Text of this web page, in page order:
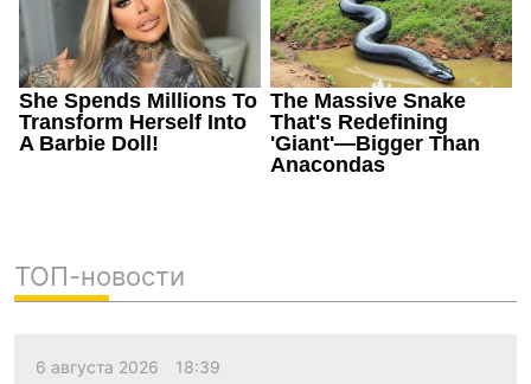
ТОП-новости
6 августа 2026 18:39